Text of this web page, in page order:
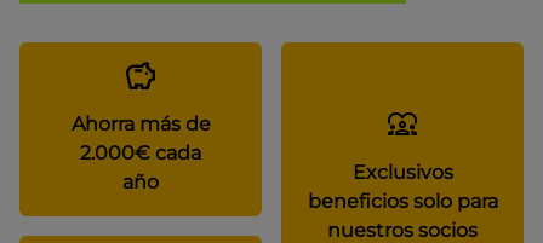
Ahorra más de
2.000€ cada
año
Exclusivos
beneficios solo para
nuestros socios